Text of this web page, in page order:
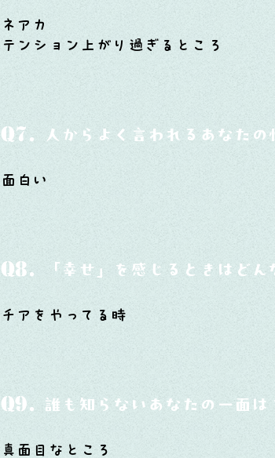
ネアカ
テンション上がり過ぎるところ
Q7. 人からよく言われるあなたの
面白い
Q8. 「幸せ」を感じるときはどん
チアをやってる時
Q9. 誰も知らないあなたの一面は
真面目なところ